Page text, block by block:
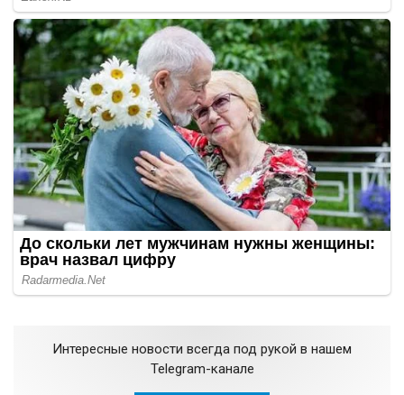
Интересные новости всегда под рукой в нашем
Telegram-канале